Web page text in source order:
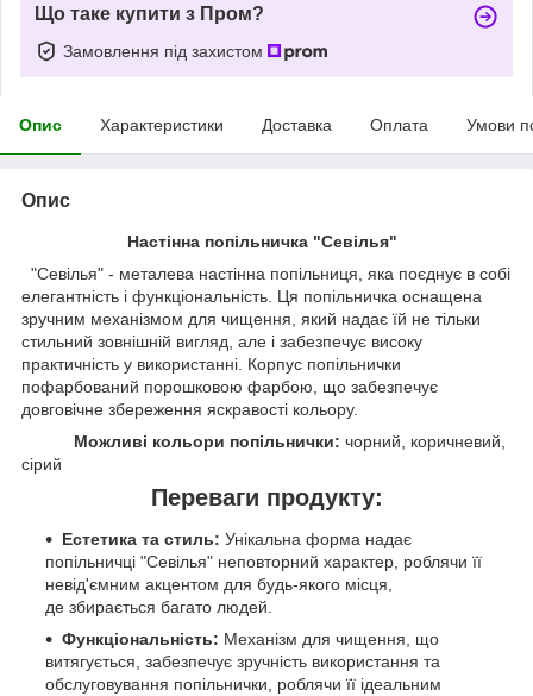
Що таке купити з Пром?
Замовлення під захистом
Опис Характеристики Доставка Оплата Умови
Опис
Настінна попільничка "Севілья"
"Севілья" - металева настінна попільниця, яка поєднує в собі
елегантність і функціональність. Ця попільничка оснащена
зручним механізмом для чищення, який надає їй не тільки
стильний зовнішній вигляд, але і забезпечує високу
практичність у використанні. Корпус попільнички
пофарбований порошковою фарбою, що забезпечує
довговічне збереження яскравості кольору.
Можливі кольори попільнички: чорний, коричневий,
сірий
Переваги продукту:
Естетика та стиль: Унікальна форма надає
попільничці "Севілья" неповторний характер, роблячи її
невід'ємним акцентом для будь-якого місця,
де збирається багато людей.
Функціональність: Механізм для чищення, що
витягується, забезпечує зручність використання та
обслуговування попільнички, роблячи її ідеальним